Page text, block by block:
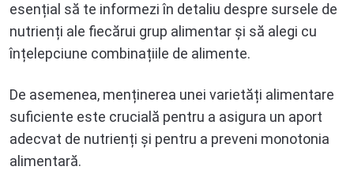
esențial să te informezi în detaliu despre sursele de
nutrienți ale fiecărui grup alimentar și să alegi cu
înțelepciune combinațiile de alimente.
De asemenea, menținerea unei varietăți alimentare
suficiente este crucială pentru a asigura un aport
adecvat de nutrienți și pentru a preveni monotonia
alimentară.